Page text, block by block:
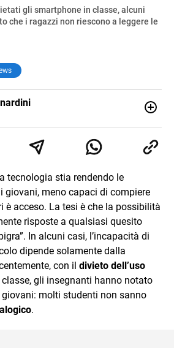
gli smartphone in classe, alcuni
che i ragazzi non riescono a leggere le
politica, scuola, economia e spettacolo. Ha
redazione di testate giornalistiche online
tecnologia stia rendendo le
giovani, meno capaci di compiere
è acceso. La tesi è che la possibilità
risposte a qualsiasi quesito
In alcuni casi, l’incapacità di
dipende solamente dalla
con il divieto dell’uso
classe, gli insegnanti hanno notato
giovani: molti studenti non sanno
.